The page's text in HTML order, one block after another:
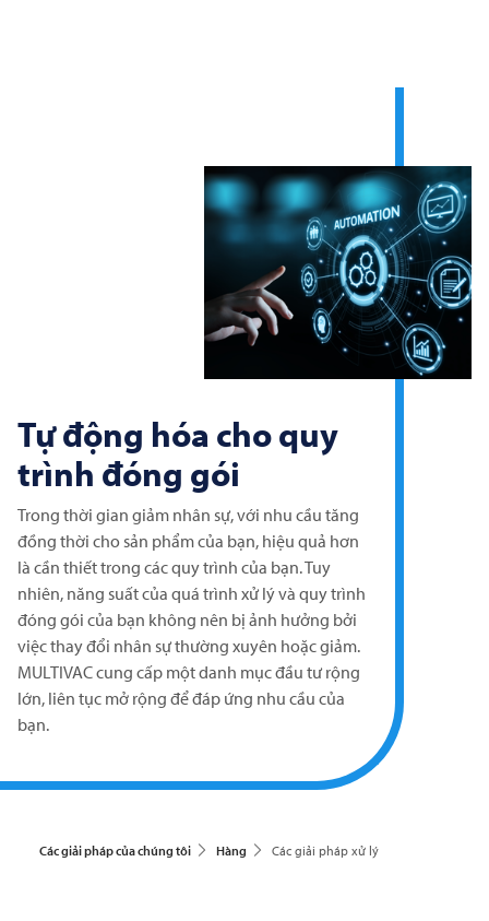
Tự động hóa cho quy
trình đóng gói
Trong thời gian giảm nhân sự, với nhu cầu tăng
đồng thời cho sản phẩm của bạn, hiệu quả hơn
là cần thiết trong các quy trình của bạn. Tuy
nhiên, năng suất của quá trình xử lý và quy trình
đóng gói của bạn không nên bị ảnh hưởng bởi
việc thay đổi nhân sự thường xuyên hoặc giảm.
MULTIVACcung cấp một danh mục đầu tư rộng
lớn, liên tục mở rộng để đáp ứng nhu cầu của
bạn.
Các giải pháp của chúng tôi Hàng Các giải pháp xử lý